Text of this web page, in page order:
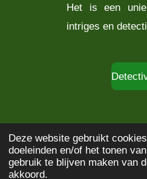
Deze website gebruikt
doeleinden en/of het tonen
gebruik te blijven maken van
akkoord.
Het is een
intriges en
© 2020 - 2026Boekbeschrijving
Powered byJouwWeb